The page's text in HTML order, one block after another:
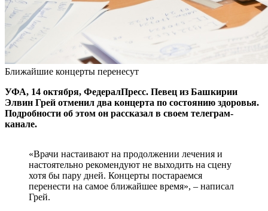
Ближайшие концерты перенесут
УФА, 14 октября, ФедералПресс. Певец из Башкирии
Элвин Грей отменил два концерта по состоянию здоровья.
Подробности об этом он рассказал в своем телеграм-
канале.
«Врачи настаивают на продолжении лечения и
настоятельно рекомендуют не выходить на сцену
хотя бы пару дней. Концерты постараемся
перенести на самое ближайшее время», – написал
Грей.